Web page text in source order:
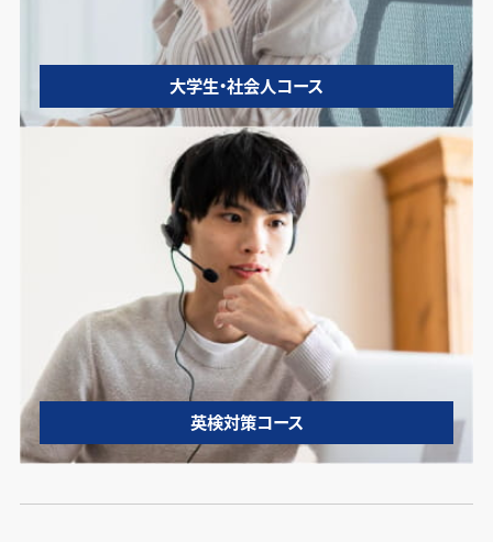
大学生・社会人コース
英検対策コース